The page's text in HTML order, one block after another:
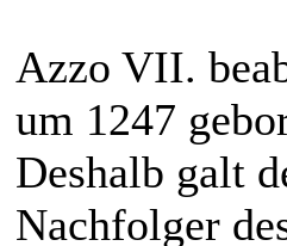
Azzo VII.
um 1247
Deshalb galt
Nachfolger